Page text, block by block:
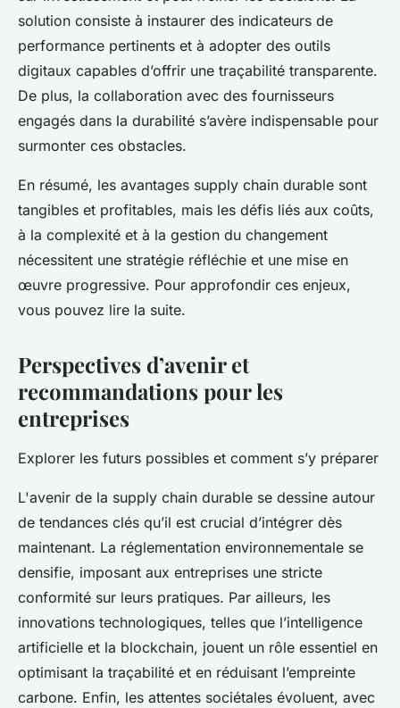
solution consiste à instaurer des indicateurs de
performance pertinents et à adopter des outils
digitaux capables d’offrir une traçabilité transparente.
De plus, la collaboration avec des fournisseurs
engagés dans la durabilité s’avère indispensable pour
surmonter ces obstacles.
En résumé, les avantages supply chain durable sont
tangibles et profitables, mais les défis liés aux coûts,
à la complexité et à la gestion du changement
nécessitent une stratégie réfléchie et une mise en
œuvre progressive. Pour approfondir ces enjeux,
vous pouvez lire la suite.
Perspectives d’avenir et
recommandations pour les
entreprises
Explorer les futurs possibles et comment s’y préparer
L'avenir de la supply chain durable se dessine autour
de tendances clés qu’il est crucial d’intégrer dès
maintenant. La réglementation environnementale se
densifie, imposant aux entreprises une stricte
conformité sur leurs pratiques. Par ailleurs, les
innovations technologiques, telles que l’intelligence
artificielle et la blockchain, jouent un rôle essentiel en
optimisant la traçabilité et en réduisant l’empreinte
carbone. Enfin, les attentes sociétales évoluent, avec